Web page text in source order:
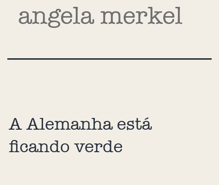
angela merkel
A Alemanha está
ficando verde